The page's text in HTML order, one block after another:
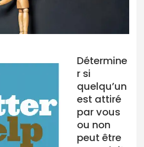
Détermine
r si
quelqu’un
est attiré
par vous
ou non
peut être